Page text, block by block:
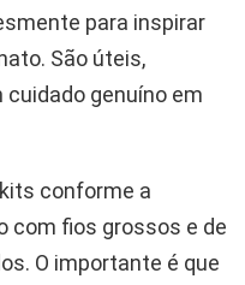
para inspirar
São úteis,
genuíno em
conforme a
com fios grossos e de
O importante é que